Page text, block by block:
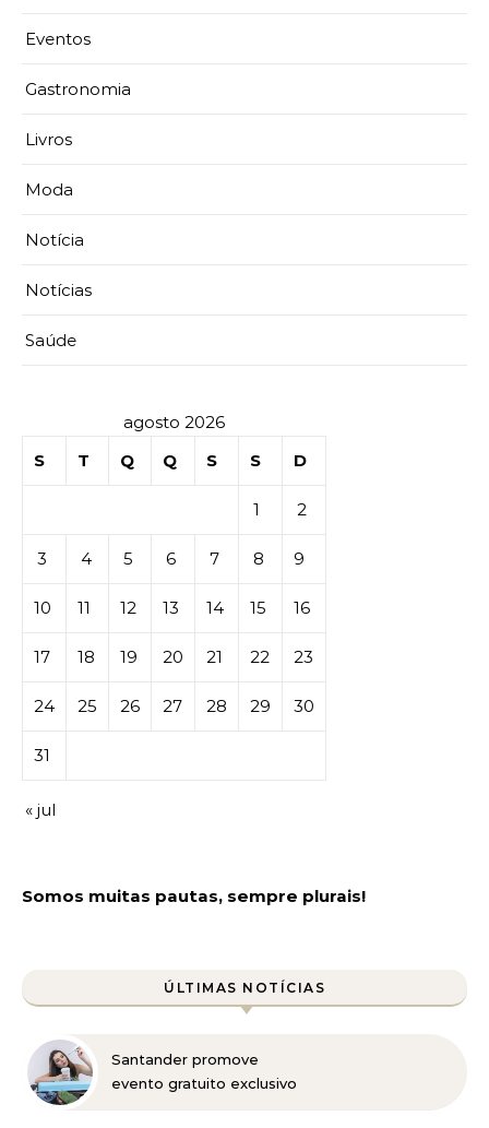
Eventos
Gastronomia
Livros
Moda
Notícia
Notícias
Saúde
agosto 2026
S
T Q Q S S D
1 2
3 4 5 6 7 8 9
10 11 12 13 14 15 16
17 18 19 20 21 22 23
24 25 26 27 28 29 30
31
« jul
Somos muitas pautas, sempre plurais!
ÚLTIMAS NOTÍCIAS
Santander promove
evento gratuito exclusivo